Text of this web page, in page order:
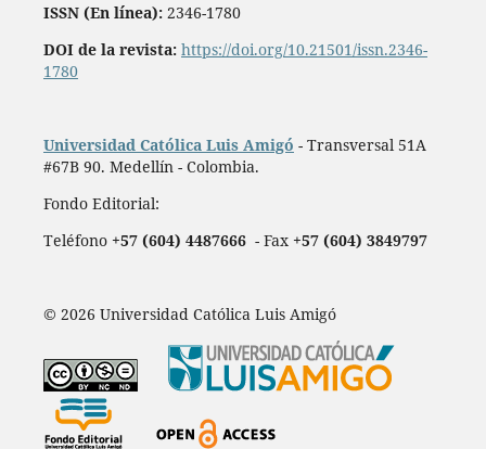
ISSN (En línea): 2346-1780
DOI de la revista: https://doi.org/10.21501/issn.2346-
1780
Universidad Católica Luis Amigó - Transversal 51A
#67B 90. Medellín - Colombia.
Fondo Editorial:
Teléfono +57 (604) 4487666- Fax +57 (604) 3849797
© 2026 Universidad Católica Luis Amigó